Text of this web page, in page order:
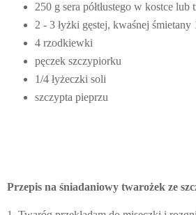
250 g sera półtłustego w kostce lub
2 - 3 łyżki gęstej, kwaśnej śmietany
4 rzodkiewki
pęczek szczypiorku
1/4 łyżeczki soli
szczypta pieprzu
Przepis na śniadaniowy twarożek ze